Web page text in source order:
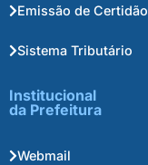
Emissão de Certidão
Sistema Tributário
Institucional
da Prefeitura
Webmail